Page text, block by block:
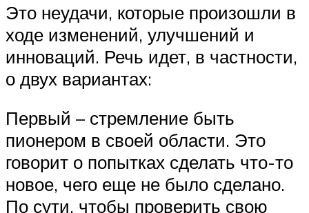
Это неудачи, которые произошли в
ходе изменений, улучшений и
инноваций. Речь идет, в частности,
о двух вариантах:
Первый – стремление быть
пионером в своей области. Это
говорит о попытках сделать что-то
новое, чего еще не было сделано.
По сути, чтобы проверить свою